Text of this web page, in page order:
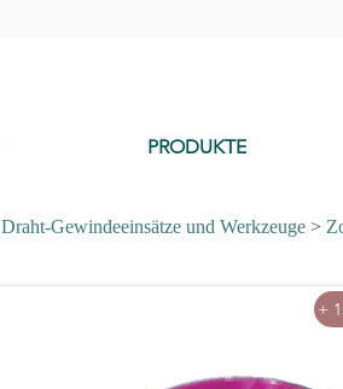
PRODUKTE
Draht-Gewindeeinsätze und Werkzeuge >